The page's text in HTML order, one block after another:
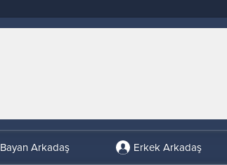
Bayan Arkadaş Erkek Arkadaş